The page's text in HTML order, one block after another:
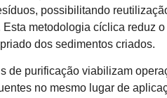
possibilitando
metodologia cíclica reduz
dos sedimentos criados.
de purificação viabilizam
no mesmo lugar de